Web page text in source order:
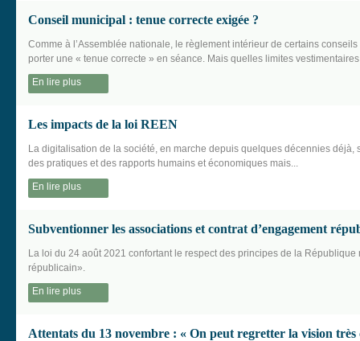
Conseil municipal : tenue correcte exigée ?
Comme à l’Assemblée nationale, le règlement intérieur de certains
porter une « tenue correcte » en séance. Mais quelles limites
En lire plus
Les impacts de la loi REEN
La digitalisation de la société, en marche depuis quelques décennies déjà,
des pratiques et des rapports humains et économiques mais...
En lire plus
Subventionner les associations et contrat d’engagement
La loi du 24 août 2021 confortant le respect des principes de la République
républicain».
En lire plus
Attentats du 13 novembre : « On peut regretter la vision